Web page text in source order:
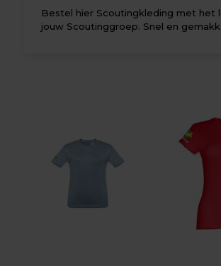
Bestel hier Scoutingkleding met het
jouw Scoutinggroep. Snel en